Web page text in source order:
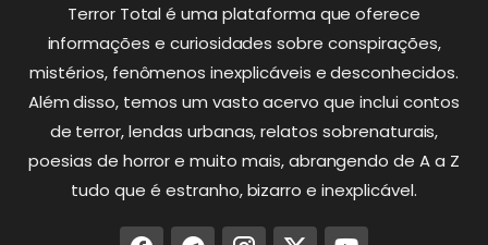
Terror Total é uma plataforma que oferece
informações e curiosidades sobre conspirações,
mistérios, fenômenos inexplicáveis e desconhecidos.
Além disso, temos um vasto acervo que inclui contos
de terror, lendas urbanas, relatos sobrenaturais,
poesias de horror e muito mais, abrangendo de A a Z
tudo que é estranho, bizarro e inexplicável.